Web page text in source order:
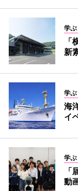
学ぶ
新
学ぶ
海
イ
学ぶ
動